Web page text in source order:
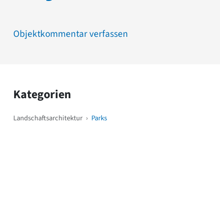
Objektkommentar verfassen
Kategorien
Landschaftsarchitektur › Parks